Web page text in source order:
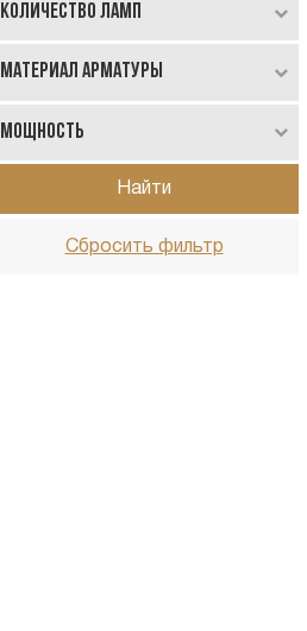
Количество ламп
Материал арматуры
Мощность
Найти
Сбросить фильтр